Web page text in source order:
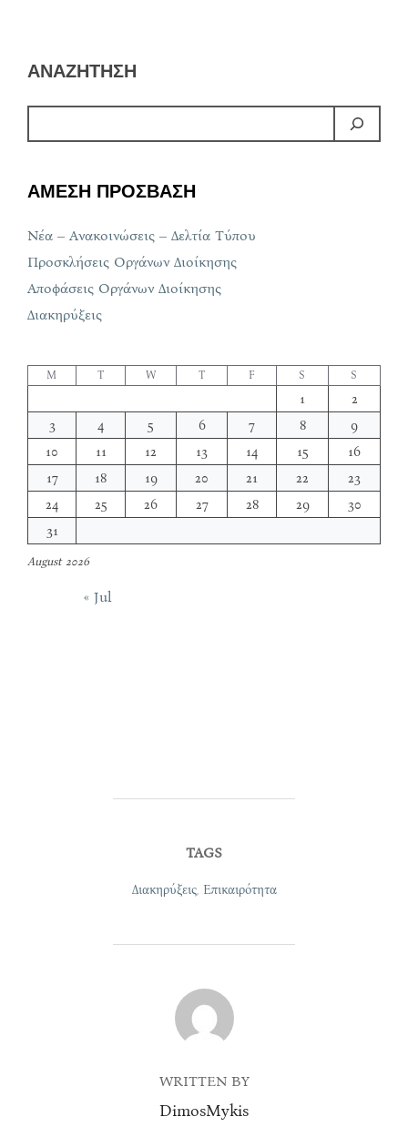
ΑΝΑΖΗΤΗΣΗ
ΑΜΕΣΗ ΠΡΟΣΒΑΣΗ
Νέα – Ανακοινώσεις – Δελτία Τύπου
Προσκλήσεις Οργάνων Διοίκησης
Αποφάσεις Οργάνων Διοίκησης
Διακηρύξεις
August 2026
M T W T F S S
1
2
3
4 5 6 7 8
9
10
11 12 13 14 15
16
17
18 19 20 21 22
23
24
25 26 27 28 29
30
31
« Jul
TAGS
Διακηρύξεις, Επικαιρότητα
POST AUTHOR
WRITTEN BY
DimosMykis